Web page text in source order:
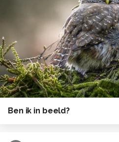
Ben ik in beeld?